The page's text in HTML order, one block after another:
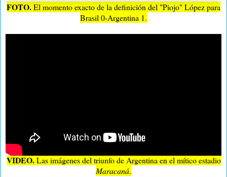
FOTO.El momento exacto de la definición del "Piojo" López para
Brasil 0-Argentina 1.
VIDEO.Las imágenes del triunfo de Argentina en el mítico estadio
Maracaná.